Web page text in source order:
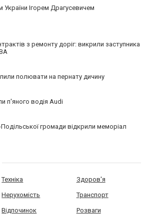
Ігорем Драгусевичем
з ремонту доріг: викрили заступника
полювати на пернату дичину
п'яного водія Audi
громади відкрили меморіал
Техніка Здоров'я
Нерухомість Транспорт
Відпочинок Розваги